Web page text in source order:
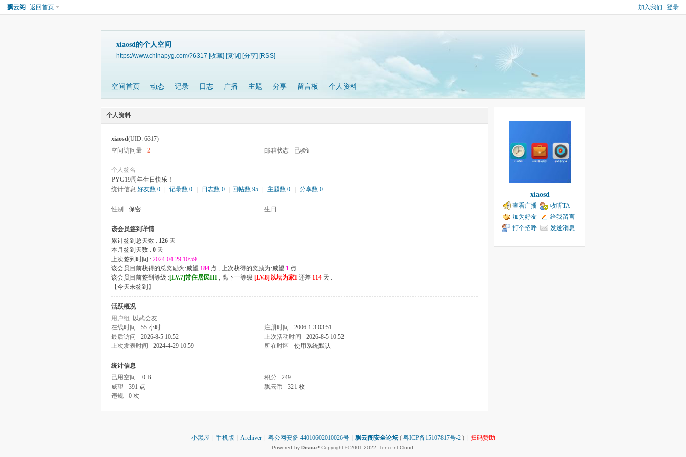
加入我们 登录
飘云阁 返回首页
xiaosd的个人空间
https://www.chinapyg.com/?6317 [收藏] [复制] [分享] [RSS]
空间首页 动态 记录 日志 广播 主题 分享 留言板 个人资料
个人资料
xiaosd(UID: 6317)
空间访问量
2 邮箱状态 已验证
个人签名
PYG19周年生日快乐！
统计信息 好友数 0 记录数 0 日志数 0 回帖数 95 主题数 0 分享数 0
性别 保密 生日 -
该会员签到详情
累计签到总天数 : 126 天
本月签到天数 : 0 天
上次签到时间 : 2024-04-29 10:59
该会员目前获得的总奖励为:威望 184 点 , 上次获得的奖励为:威望 1 点.
该会员目前签到等级 :[LV.7]常住居民III , 离下一等级 [LV.8]以坛为家I 还差 114 天 .
【今天未签到 】
活跃概况
用户组
以武会友
在线时间
55 小时 注册时间
2006-1-3 03:51
最后访问
2026-8-5 10:52 上次活动时间
2026-8-5 10:52
上次发表时间
2024-4-29 10:59 所在时区 使用系统默认
统计信息
已用空间
0 B 积分
249
威望
391 点 飘云币
321 枚
违规
0 次
xiaosd
查看广播
收听TA
加为好友
给我留言
打个招呼
发送消息
小黑屋 手机版 Archiver 粤公网安备 44010602010026号 飘云阁安全论坛( 粤ICP备15107817号-2) 扫码赞助
Powered by Discuz!Copyright © 2001-2022, Tencent Cloud.